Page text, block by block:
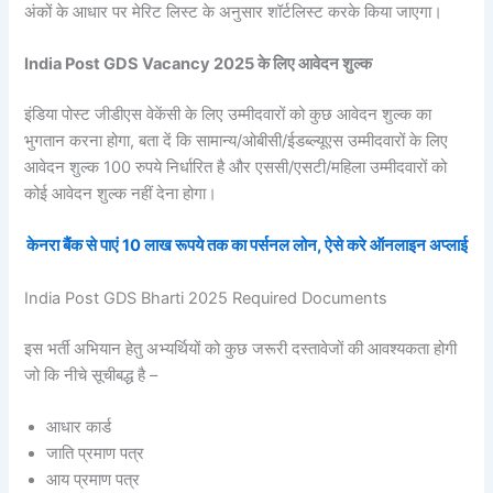
अंकों के आधार पर मेरिट लिस्ट के अनुसार शॉर्टलिस्ट करके किया जाएगा।
India Post GDS Vacancy 2025 के लिए आवेदन शुल्क
इंडिया पोस्ट जीडीएस वेकेंसी के लिए उम्मीदवारों को कुछ आवेदन शुल्क का
भुगतान करना होगा, बता दें कि सामान्य/ओबीसी/ईडब्ल्यूएस उम्मीदवारों के लिए
आवेदन शुल्क 100 रुपये निर्धारित है और एससी/एसटी/महिला उम्मीदवारों को
कोई आवेदन शुल्क नहीं देना होगा।
केनरा बैंक से पाएं 10 लाख रूपये तक का पर्सनल लोन, ऐसे करे ऑनलाइन अप्लाई
India Post GDS Bharti 2025 Required Documents
इस भर्ती अभियान हेतु अभ्यर्थियों को कुछ जरूरी दस्तावेजों की आवश्यकता होगी
जो कि नीचे सूचीबद्ध है –
आधार कार्ड
जाति प्रमाण पत्र
आय प्रमाण पत्र